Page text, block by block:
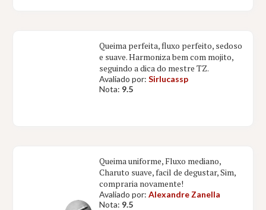
Queima perfeita, fluxo perfeito, sedoso
e suave. Harmoniza bem com mojito,
seguindo a dica do mestre TZ.
Avaliado por:Sirlucassp
Nota: 9.5
Queima uniforme, Fluxo mediano,
Charuto suave, facil de degustar, Sim,
compraria novamente!
Avaliado por:Alexandre Zanella
Nota: 9.5